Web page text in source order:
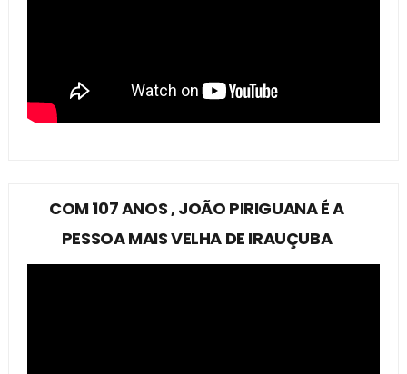
COM 107 ANOS , JOÃO PIRIGUANA É A
PESSOA MAIS VELHA DE IRAUÇUBA